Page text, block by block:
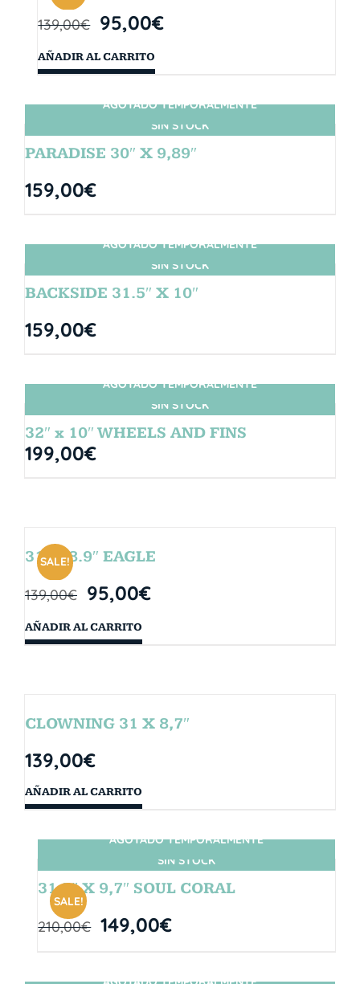
139,00€ 95,00€
AÑADIR AL CARRITO
SIN STOCK
AGOTADO TEMPORALMENTE
PARADISE 30″ X 9,89″
159,00€
SIN STOCK
AGOTADO TEMPORALMENTE
BACKSIDE 31.5″ X 10″
159,00€
SIN STOCK
AGOTADO TEMPORALMENTE
32″ x 10″ WHEELS AND FINS
199,00€
SALE!
31″ x 8.9″ EAGLE
139,00€ 95,00€
AÑADIR AL CARRITO
CLOWNING 31 X 8,7″
139,00€
AÑADIR AL CARRITO
SIN STOCK
SALE!
AGOTADO TEMPORALMENTE
31,5″ X 9,7″ SOUL CORAL
210,00€ 149,00€